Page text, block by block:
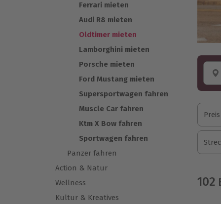
Ferrari mieten
Audi R8 mieten
Oldtimer mieten
Lamborghini mieten
Porsche mieten
Ford Mustang mieten
Supersportwagen fahren
Muscle Car fahren
Ktm X Bow fahren
Sportwagen fahren
Panzer fahren
Action & Natur
Wellness
Kultur & Kreatives
Preis
102